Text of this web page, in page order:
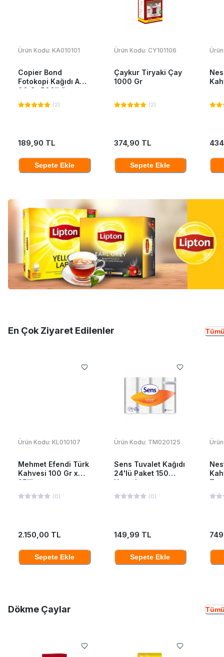
Ürün Kodu: KA010101
Copier Bond
Fotokopi Kağıdı A4
80 Gr 500'Lü
(2)
189,90 TL
Sepete Ekle
Ürün Kodu: CY101106
Çaykur Tiryaki Çay
1000 Gr
(2)
374,90 TL
Sepete Ekle
En Çok Ziyaret Edilenler
Ürün Kodu: KL010107
Mehmet Efendi Türk
Kahvesi 100 Gr x
25'li
(0)
2.150,00 TL
Sepete Ekle
Ürün Kodu: TM020125
Sens Tuvalet Kağıdı
24'lü Paket 150
Yaprak
(0)
149,99 TL
Sepete Ekle
Dökme Çaylar